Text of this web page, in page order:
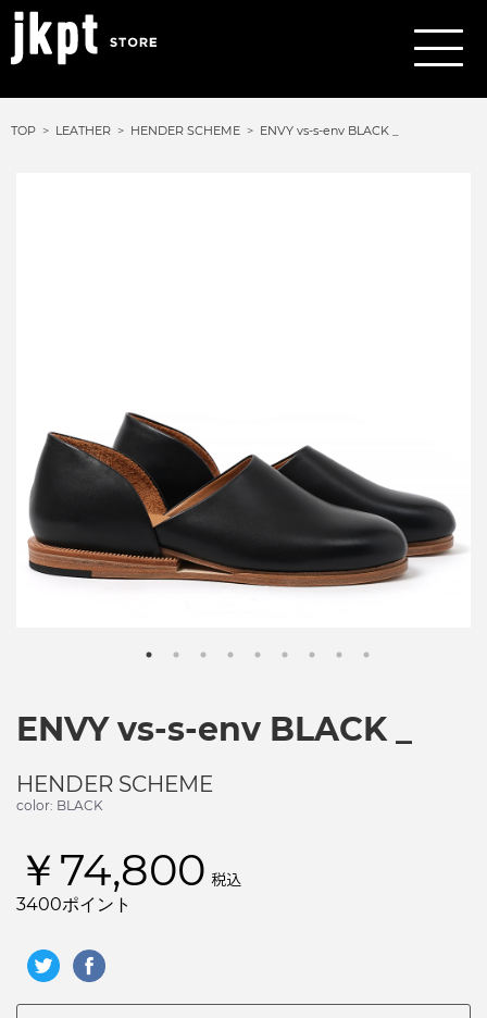
TOP LEATHER HENDER SCHEME ENVY vs-s-env BLACK _
ENVY vs-s-env BLACK _
HENDER SCHEME
color: BLACK
￥74,800 税込
3400ポイント